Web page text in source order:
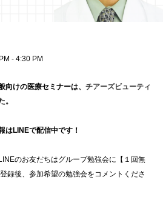
- 4:30 PM
向けの医療セミナーは、 チアーズビューティ
。
はLINEで配信中です！
のお友だちはグループ勉強会に【１回無
録後、参加希望の勉強会をコメントくださ